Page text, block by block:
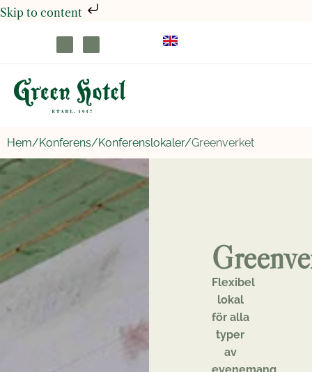
Skip to content
Hem/Konferens/Konferenslokaler/Greenverket
Flexibel
lokal
för alla
typer
av